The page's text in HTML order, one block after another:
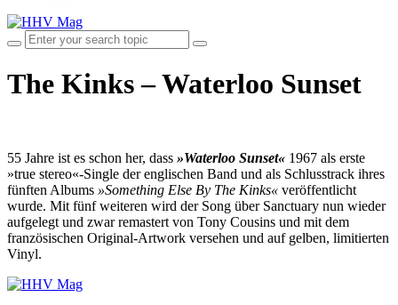
The Kinks – Waterloo Sunset
55 Jahre ist es schon her, dass »Waterloo Sunset« 1967 als erste
»true stereo«-Single der englischen Band und als Schlusstrack ihres
fünften Albums »Something Else By The Kinks« veröffentlicht
wurde. Mit fünf weiteren wird der Song über Sanctuary nun wieder
aufgelegt und zwar remastert von Tony Cousins und mit dem
französischen Original-Artwork versehen und auf gelben, limitierten
Vinyl.